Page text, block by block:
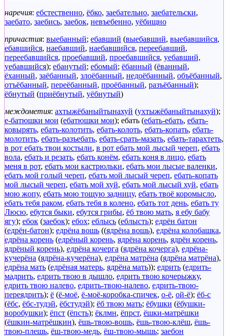
наречия: ебстественно, ёбко, заебательно, заебательски,
заебато, заебись, заебок, невъебенно, уёбищно
причастия: выебанный; ебавший (выебавший, выебавшийся,
ебавшийся, наебавший, наебавшийся, переебавший,
переебавшийся, проебавший, проебавшийся, уебавший,
уебавшийся); ебанутый; ебомый; ёбанный (ёванный,
ёханный, заёбанный, злоёбанный, недоёбанный, объёбанный,
отъёбанный, переёбанный, проёбанный, разъёбанный);
ёбнутый (приёбнутый, уёбнутый)
междометия: ахтыжёбаныйтынахуй (ухтыжёбаныйтынахуй);
е-батюшки мои (ебатюшки мои); ебать (ебать-ебать, ебать-
ковырять, ебать-колотить, ебать-колоть, ебать-копать, ебать-
молотить, ебать-разъебать, ебать-срать-мазать, ебать-тарахтеть,
в рот ебать твои костыли, в рот ебать мой лысый череп, ебать
вола, ебать и резать, ебать конём, ебать коня в лицо, ебать
меня в рот, ебать мои кастрюльки, ебать мои лысые валенки,
ебать мой голый череп, ебать мой лысый череп, ебать-копать
мой лысый череп, ебать мой хуй, ебать мой лысый хуй, ебать
мою жопу, ебать мою тощую задницу, ебать твоё коромысло,
ебать тебя раком, ебать тебя в колено, ебать тот день, ебать ту
Люсю, ебутся быки, ебутся грибы, ёб твою мать, я ебу бабу
ягу); ебок (заебок); ебох; еблысь (еблысть); едрён батон
(едрён-батон); едрёна вошь ((ядрёна вошь), едрёна колобашка,
едрёна корень (едрёный корень, ядрёна корень, ядрён корень,
ядрёный корень), едрёна кочерга (ядрёна кочерга), едрёна-
кучерёна (ядрёна-кучерёна), едрёна матрёна (ядрёна матрёна),
едрёна мать (едрёная матерь, ядрёна мать)); едрить (едрить-
мадрить, едрить твою в дышло, едрить твою кочерыжку,
едрить твою налево, едрить-твою-налево, едрить-твою-
переядрить); ё (ё-моё, ё-моё-коробка-спичек, о-ё, ой-ё); ёб-с
(ёбс, ёбс-тудэй, ёбстудэй); ёб твою мать; ёбушки (ёбушки-
воробушки); ёпст (ёпсть); ёклмн, ёпрст, ёшки-матрёшки
(ёшкин-матрёшкин), ёшь-твою-вошь, ёшь-твою-клёш, ёшь-
твою-плешь, ёш-твою-медь, ёш-твою-мышь; заебон